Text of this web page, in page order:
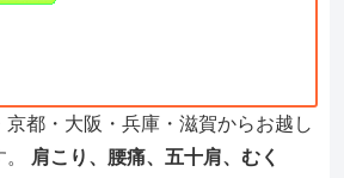
都・大阪・兵庫・滋賀からお越し
肩こり、腰痛、五十肩、むく